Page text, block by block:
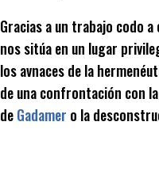
Gracias a un trabajo codo
nos sitúa en un lugar
los avnaces de la
de una confrontación con
deGadamer o la